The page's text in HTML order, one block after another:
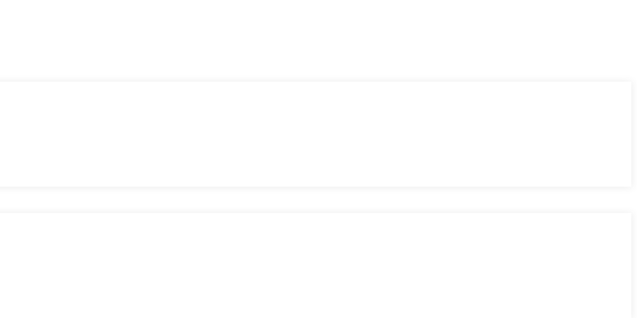
senza complicazioni.
del mercato.
piattaforme e dApp.